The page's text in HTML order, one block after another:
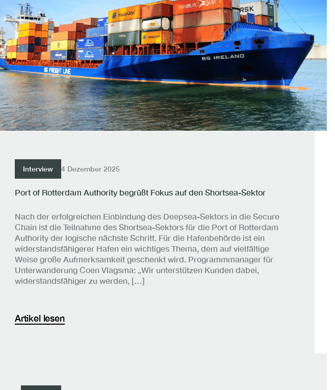
Interview 4 Dezember 2025
Port of Rotterdam Authority begrüßt Fokus auf den Shortsea-Sektor
Nach der erfolgreichen Einbindung des Deepsea-Sektors in die Secure
Chain ist die Teilnahme des Shortsea-Sektors für die Port of Rotterdam
Authority der logische nächste Schritt. Für die Hafenbehörde ist ein
widerstandsfähigerer Hafen ein wichtiges Thema, dem auf vielfältige
Weise große Aufmerksamkeit geschenkt wird. Programmmanager für
Unterwanderung Coen Vlagsma: „Wir unterstützen Kunden dabei,
widerstandsfähiger zu werden, […]
Artikel lesen